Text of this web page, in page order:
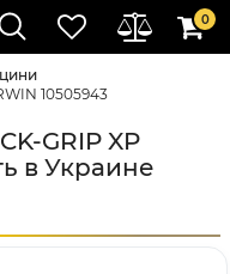
0
10505943
GRIP XP
в Украине